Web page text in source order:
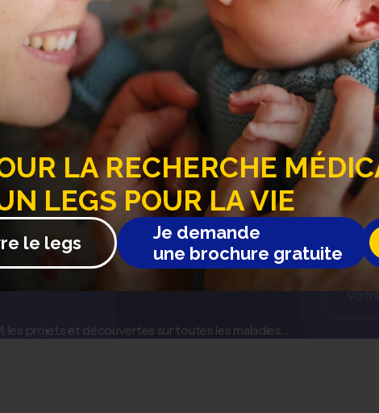
woogie et le ragtime, Pierre-Yves Plat a proposé des
et improvisés.
Alpes qui a permis cette belle soirée de musique et de
projets et découvertes sur toutes les maladies…
LA RECHERCHE
LEGS POUR LA VIE
le legs
Je demande
une brochure gratuite